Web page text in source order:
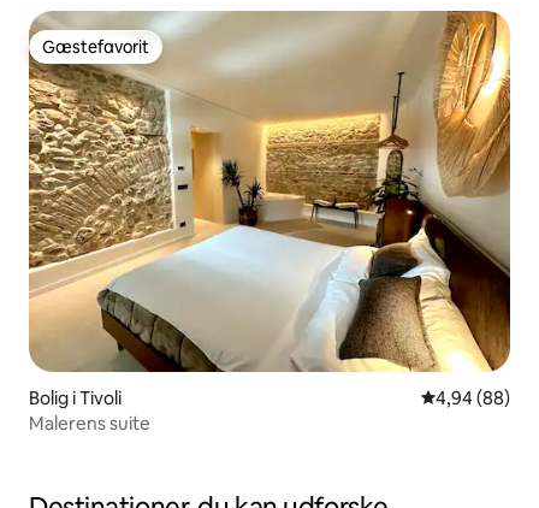
Gæstefavorit
Gæstefavorit
Bolig i Tivoli 4,94 ud af 5 i
4,94 (88)
Malerens suite